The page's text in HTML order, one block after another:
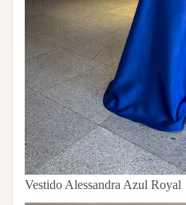
Vestido Alessandra Azul Royal